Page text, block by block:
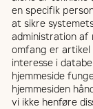
en specifik
at sikre
administration
omfang er artikel
interesse i
hjemmeside
hjemmesiden
vi ikke henføre